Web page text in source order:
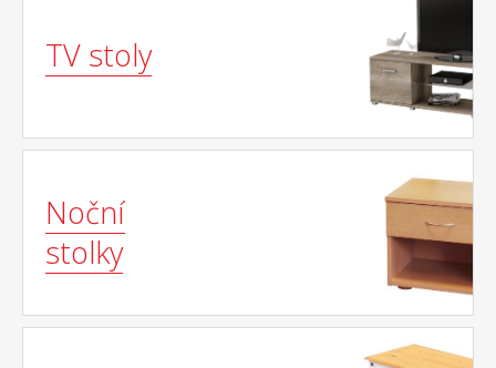
TV stoly
Noční
stolky